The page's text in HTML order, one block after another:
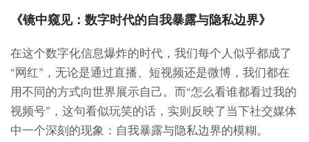
《镜中窥见：数字时代的自我暴露与隐私边界》
在这个数字化信息爆炸的时代，我们每个人似乎都成了
“网红”，无论是通过直播、短视频还是微博，我们都在
用不同的方式向世界展示自己。而“怎么看谁都看过我的
视频号”，这句看似玩笑的话，实则反映了当下社交媒体
中一个深刻的现象：自我暴露与隐私边界的模糊。